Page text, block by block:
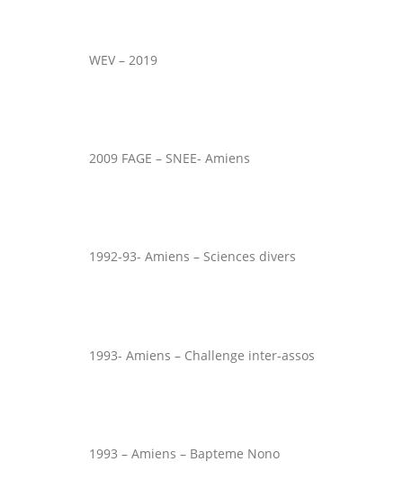
WEV – 2019
2009 FAGE – SNEE- Amiens
1992-93- Amiens – Sciences divers
1993- Amiens – Challenge inter-assos
1993 – Amiens – Bapteme Nono